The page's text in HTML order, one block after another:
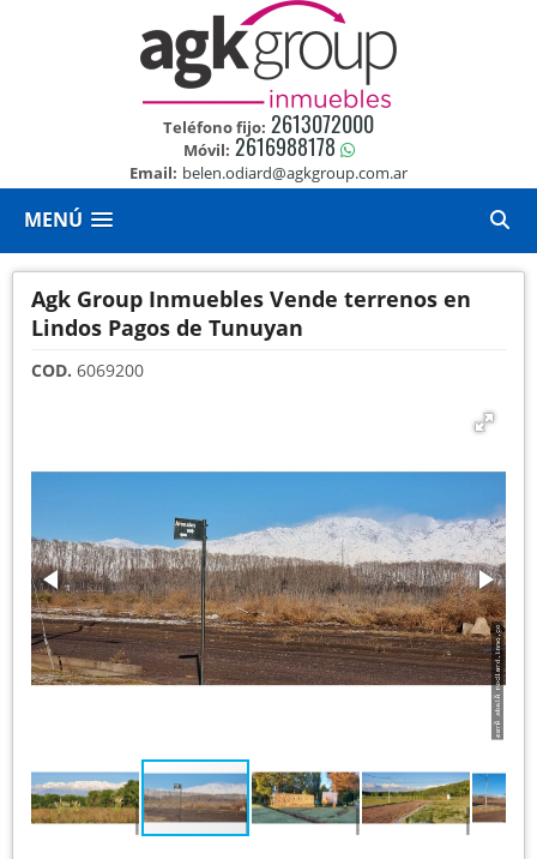
Teléfono fijo: 2613072000
Móvil: 2616988178
Email: belen.odiard@agkgroup.com.ar
MENÚ
Agk Group Inmuebles Vende terrenos en
Lindos Pagos de Tunuyan
COD. 6069200